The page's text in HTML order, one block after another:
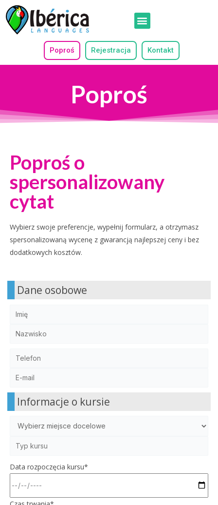
Poproś Rejestracja Kontakt
Poproś
Poproś o
spersonalizowany
cytat
Wybierz swoje preferencje, wypełnij formularz, a otrzymasz
spersonalizowaną wycenę z gwarancją najlepszej ceny i bez
dodatkowych kosztów.
Dane osobowe
Informacje o kursie
Data rozpoczęcia kursu*